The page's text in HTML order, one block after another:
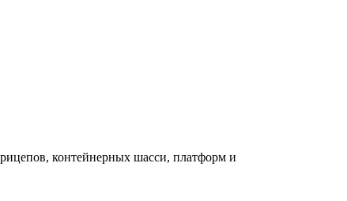
контейнерных шасси, платформ и